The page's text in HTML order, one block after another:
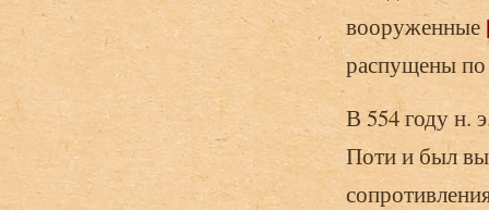
вооруженные
распущены
В 554 году н.
Поти и был